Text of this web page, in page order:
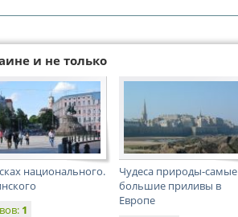
и не только
национального.
1
Чудеса природы-самые
большие приливы в
Европе